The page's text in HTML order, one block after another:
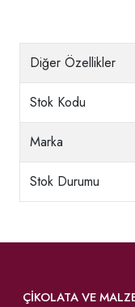
Diğer Özellikler
Stok Kodu
Marka
Stok Durumu
ÇIKOLATA VE